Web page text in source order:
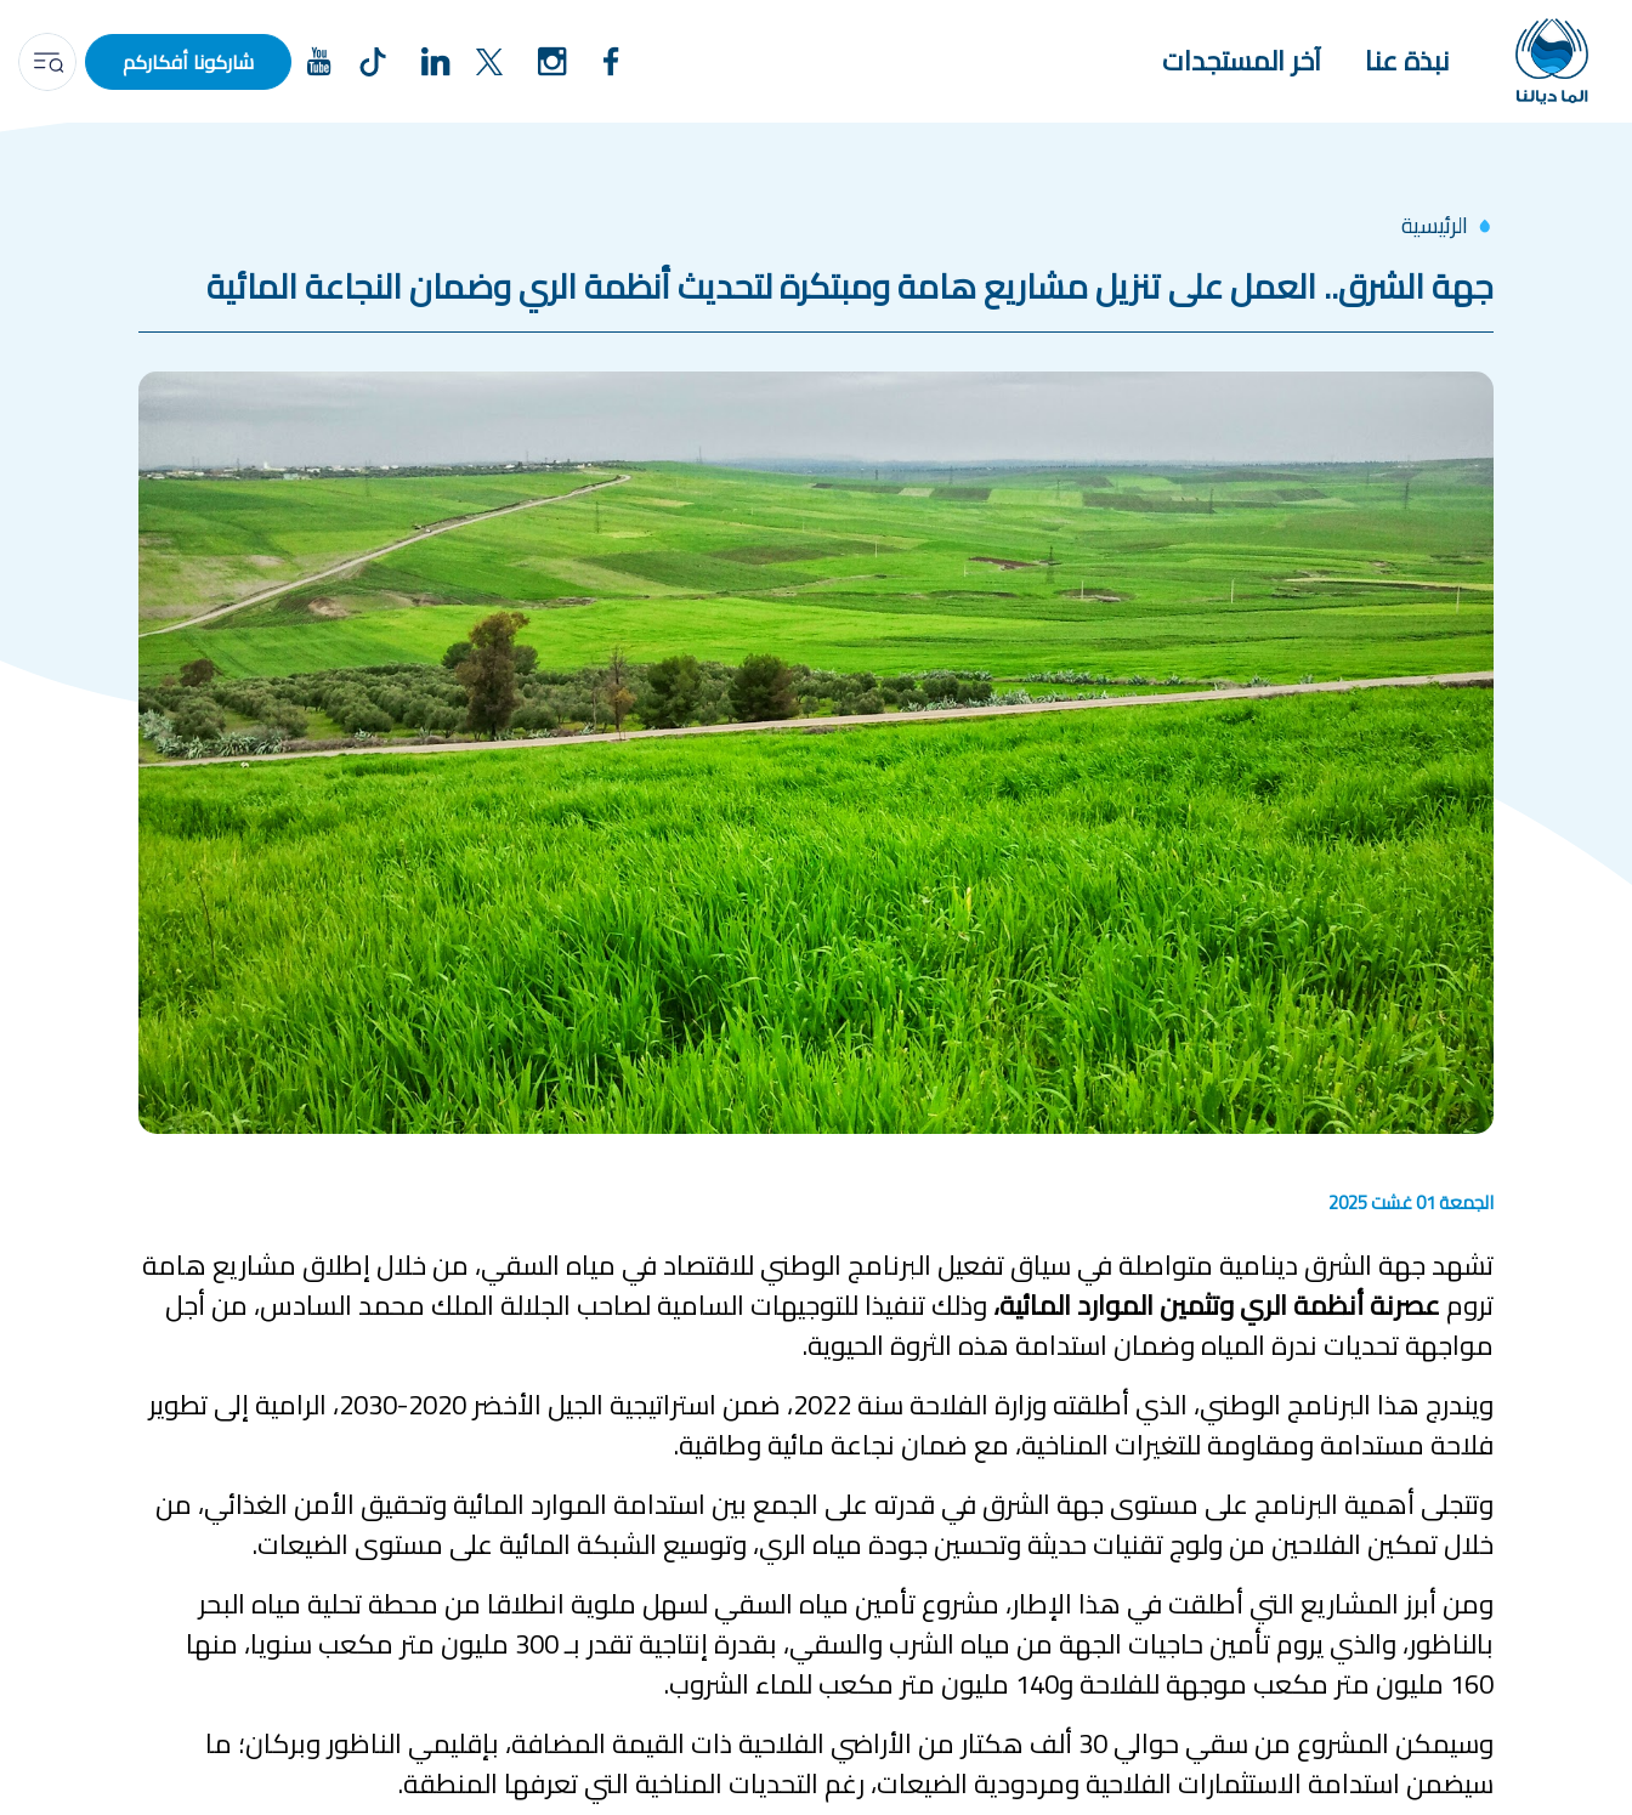
تجاوز إلى المحتوى الرئيسي
Main navigation
نبذة عنا آخر المستجدات شاركونا أفكاركم
الرئيسية
جهة الشرق.. العمل على تنزيل مشاريع هامة ومبتكرة لتحديث أنظمة الري وضمان النجاعة المائية
الجمعة 01 غشت 2025
تشهد جهة الشرق دينامية متواصلة في سياق تفعيل البرنامج الوطني للاقتصاد في مياه السقي، من خلال إطلاق مشاريع هامة
ترومعصرنة أنظمة الري وتثمين الموارد المائية،وذلك تنفيذا للتوجيهات السامية لصاحب الجلالة الملك محمد السادس، من أجل
مواجهة تحديات ندرة المياه وضمان استدامة هذه الثروة الحيوية.
ويندرج هذا البرنامج الوطني، الذي أطلقته وزارة الفلاحة سنة 2022، ضمن استراتيجية الجيل الأخضر 2020-2030، الرامية إلى تطوير
فلاحة مستدامة ومقاومة للتغيرات المناخية، مع ضمان نجاعة مائية وطاقية.
وتتجلى أهمية البرنامج على مستوى جهة الشرق في قدرته على الجمع بين استدامة الموارد المائية وتحقيق الأمن الغذائي، من
خلال تمكين الفلاحين من ولوج تقنيات حديثة وتحسين جودة مياه الري، وتوسيع الشبكة المائية على مستوى الضيعات.
ومن أبرز المشاريع التي أطلقت في هذا الإطار، مشروع تأمين مياه السقي لسهل ملوية انطلاقا من محطة تحلية مياه البحر
بالناظور، والذي يروم تأمين حاجيات الجهة من مياه الشرب والسقي، بقدرة إنتاجية تقدر بـ 300 مليون متر مكعب سنويا، منها
160 مليون متر مكعب موجهة للفلاحة و140 مليون متر مكعب للماء الشروب.
وسيمكن المشروع من سقي حوالي 30 ألف هكتار من الأراضي الفلاحية ذات القيمة المضافة، بإقليمي الناظور وبركان؛ ما
سيضمن استدامة الاستثمارات الفلاحية ومردودية الضيعات، رغم التحديات المناخية التي تعرفها المنطقة.